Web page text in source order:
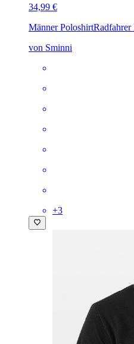
34,99 €
Männer PoloshirtRadfahrer
von Sminni
+3